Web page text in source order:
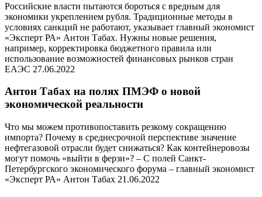
Российские власти пытаются бороться с вредным для
экономики укреплением рубля. Традиционные методы в
условиях санкций не работают, указывает главный экономист
«Эксперт РА» Антон Табах. Нужны новые решения,
например, корректировка бюджетного правила или
использование возможностей финансовых рынков стран
ЕАЭС 27.06.2022
Антон Табах на полях ПМЭФ о новой
экономической реальности
Что мы можем противопоставить резкому сокращению
импорта? Почему в среднесрочной перспективе значение
нефтегазовой отрасли будет снижаться? Как контейнеровозы
могут помочь «выйти в ферзи»? – С полей Санкт-
Петербургского экономического форума – главный экономист
«Эксперт РА» Антон Табах 21.06.2022